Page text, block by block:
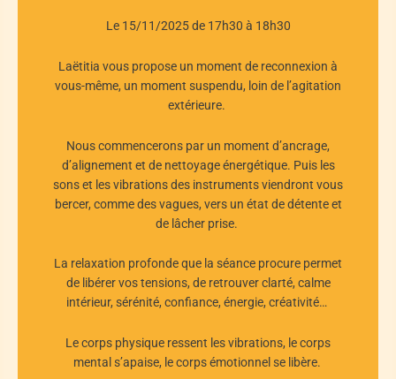
Le 15/11/2025 de 17h30 à 18h30
Laëtitia vous propose un moment de reconnexion à
vous-même, un moment suspendu, loin de l’agitation
extérieure.
Nous commencerons par un moment d’ancrage,
d’alignement et de nettoyage énergétique. Puis les
sons et les vibrations des instruments viendront vous
bercer, comme des vagues, vers un état de détente et
de lâcher prise.
La relaxation profonde que la séance procure permet
de libérer vos tensions, de retrouver clarté, calme
intérieur, sérénité, confiance, énergie, créativité…
Le corps physique ressent les vibrations, le corps
mental s’apaise, le corps émotionnel se libère.